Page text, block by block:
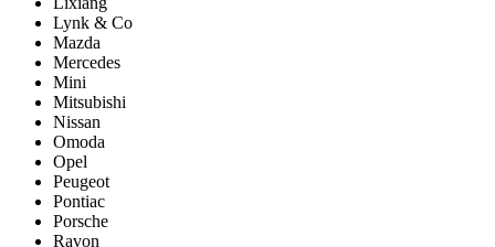
Lynk & Co
Mazda
Mercedes
Mini
Mitsubishi
Nissan
Omoda
Opel
Peugeot
Pontiac
Porsсhe
Ravon